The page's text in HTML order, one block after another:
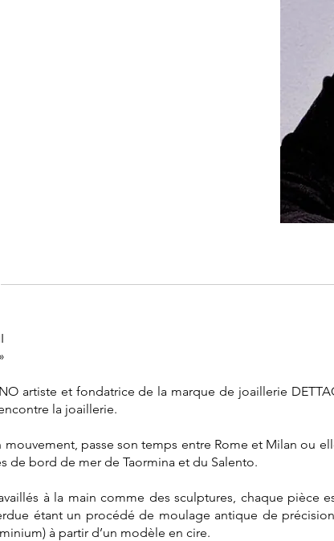
artiste et fondatrice de la marque de joaillerie
la joaillerie.
mouvement, passe son temps entre Rome et Milan ou
de bord de mer de Taormina et du Salento.
à la main comme des sculptures, chaque pièce
étant un procédé de moulage antique de
à partir d’un modèle en cire.